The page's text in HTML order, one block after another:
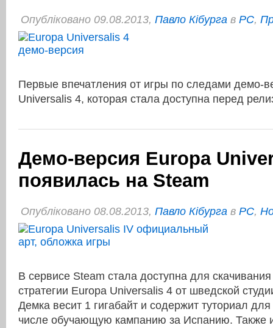
Опубліковано 09.08.2013, Павло Кібурга в PC,
Первые впечатления от игры по следами демо-
Universalis 4, которая стала доступна перед
Демо-версия Europa
появилась на Steam
Опубліковано 08.08.2013, Павло Кібурга в PC,
В сервисе Steam стала доступна для
стратегии Europa Universalis 4 от шведской
Демка весит 1 гигабайт и содержит туториал
числе обучающую кампанию за Испанию. Также